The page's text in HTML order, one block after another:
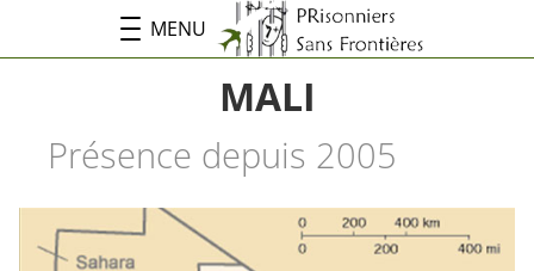
MENU
MALI
Présence depuis 2005